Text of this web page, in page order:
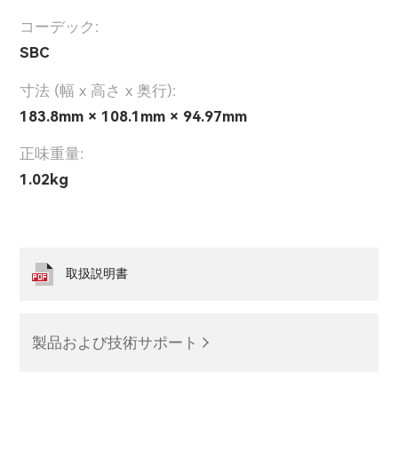
コーデック:
SBC
寸法 (幅 x 高さ x 奥行):
183.8mm × 108.1mm × 94.97mm
正味重量:
1.02kg
製品および技術サポート
取扱説明書